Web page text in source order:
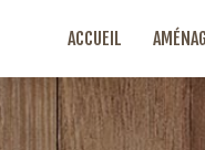
ACCUEIL